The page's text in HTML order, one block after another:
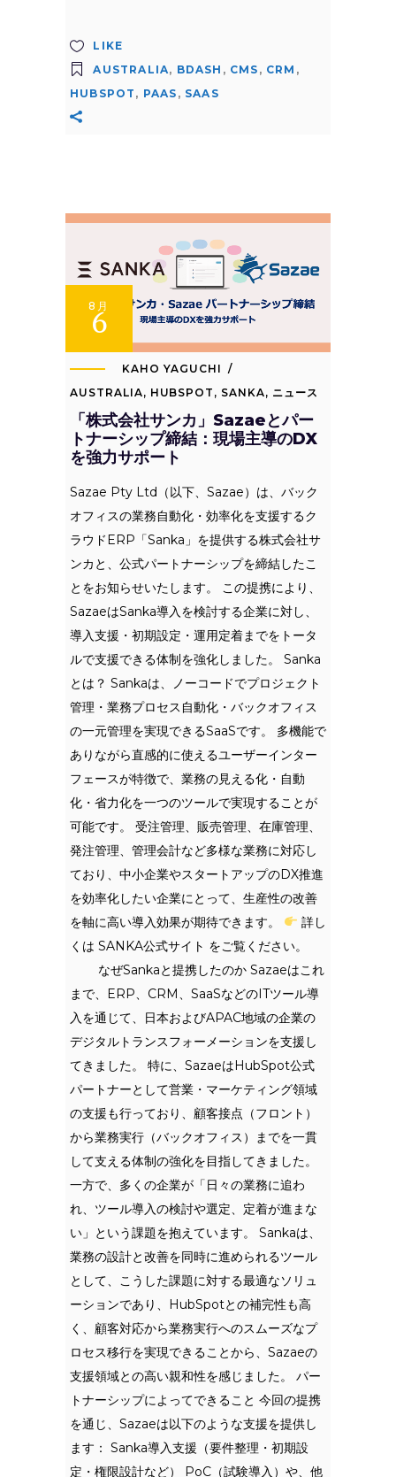
LIKE
AUSTRALIA, BDASH , CMS , CRM ,
HUBSPOT , PAAS , SAAS
8月
6
KAHO YAGUCHI
AUSTRALIA, HUBSPOT , SANKA, ニュース
「株式会社サンカ」Sazaeとパー
トナーシップ締結：現場主導のDX
を強力サポート
Sazae Pty Ltd（以下、Sazae）は、バック
オフィスの業務自動化・効率化を支援するク
ラウドERP「Sanka」を提供する株式会社サ
ンカと、公式パートナーシップを締結したこ
とをお知らせいたします。 この提携により、
SazaeはSanka導入を検討する企業に対し、
導入支援・初期設定・運用定着までをトータ
ルで支援できる体制を強化しました。 Sanka
とは？ Sankaは、ノーコードでプロジェクト
管理・業務プロセス自動化・バックオフィス
の一元管理を実現できるSaaSです。 多機能で
ありながら直感的に使えるユーザーインター
フェースが特徴で、業務の見える化・自動
化・省力化を一つのツールで実現することが
可能です。 受注管理、販売管理、在庫管理、
発注管理、管理会計など多様な業務に対応し
ており、中小企業やスタートアップのDX推進
を効率化したい企業にとって、生産性の改善
を軸に高い導入効果が期待できます。
詳し
くは SANKA公式サイト をご覧ください。
なぜSankaと提携したのか Sazaeはこれ
まで、ERP、CRM、SaaSなどのITツール導
入を通じて、日本およびAPAC地域の企業の
デジタルトランスフォーメーションを支援し
てきました。 特に、SazaeはHubSpot公式
パートナーとして営業・マーケティング領域
の支援も行っており、顧客接点（フロント）
から業務実行（バックオフィス）までを一貫
して支える体制の強化を目指してきました。
一方で、多くの企業が「日々の業務に追わ
れ、ツール導入の検討や選定、定着が進まな
い」という課題を抱えています。 Sankaは、
業務の設計と改善を同時に進められるツール
として、こうした課題に対する最適なソリュ
ーションであり、HubSpotとの補完性も高
く、顧客対応から業務実行へのスムーズなプ
ロセス移行を実現できることから、Sazaeの
支援領域との高い親和性を感じました。 パー
トナーシップによってできること 今回の提携
を通じ、Sazaeは以下のような支援を提供し
ます： Sanka導入支援（要件整理・初期設
定・権限設計など） PoC（試験導入）や、他